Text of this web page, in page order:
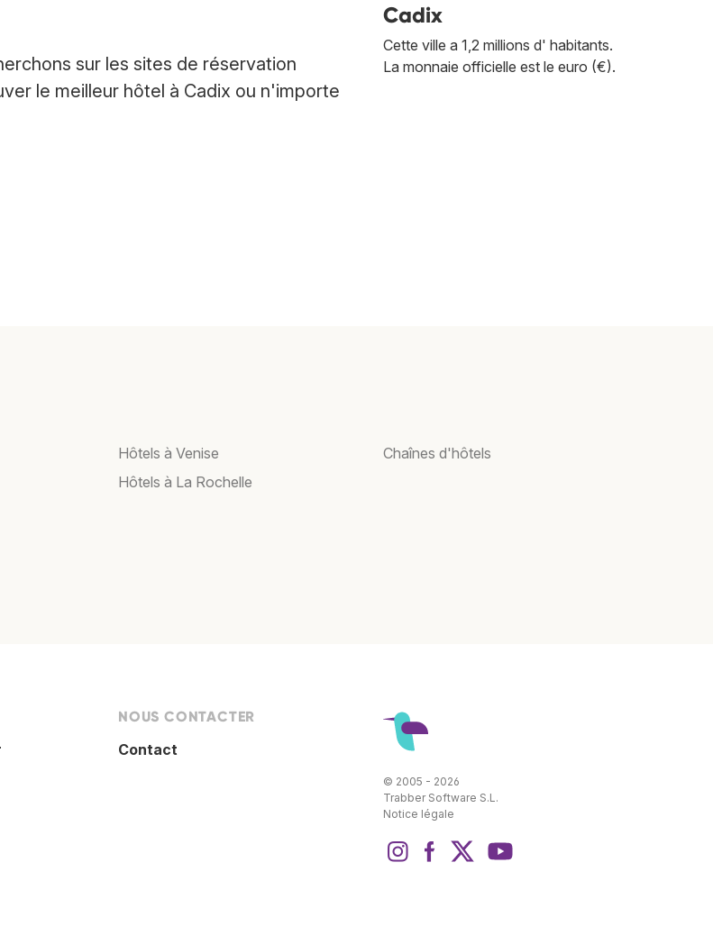
sur les sites de réservation
le meilleur hôtel à Cadix ou n'importe
Cadix
Cette ville a 1,2 millions d' habitants.
La monnaie officielle est le euro (€).
Hôtels à Venise
Hôtels à La Rochelle
Chaînes d'hôtels
NOUS CONTACTER
Contact
© 2005 - 2026
Trabber Software S.L.
Notice légale